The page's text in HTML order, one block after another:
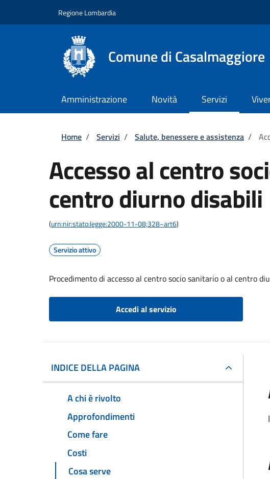
Regione Lombardia
Comune di Casalmaggiore
Amministrazione Novità Servizi
Briciole di pane
Home / Servizi / Salute, benessere e assistenza /
Accesso al centro
centro diurno disabili
(urn:nir:stato:legge:2000-11-08;328~art6)
Servizio attivo
Procedimento di accesso al centro socio sanitario o al centro
Accedi al servizio
INDICE DELLA PAGINA
A chi è rivolto
Approfondimenti
Come fare
Costi
Cosa serve